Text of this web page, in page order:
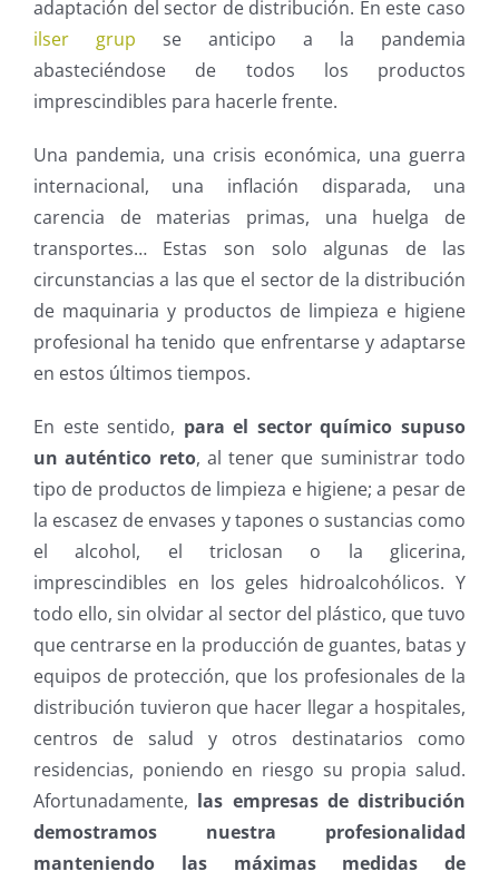
adaptación del sector de distribución. En este caso
ilser grup se anticipo a la pandemia
abasteciéndose de todos los productos
imprescindibles para hacerle frente.
Una pandemia, una crisis económica, una guerra
internacional, una inflación disparada, una
carencia de materias primas, una huelga de
transportes… Estas son solo algunas de las
circunstancias a las que el sector de la distribución
de maquinaria y productos de limpieza e higiene
profesional ha tenido que enfrentarse y adaptarse
en estos últimos tiempos.
En este sentido, para el sector químico supuso
un auténtico reto, al tener que suministrar todo
tipo de productos de limpieza e higiene; a pesar de
la escasez de envases y tapones o sustancias como
el alcohol, el triclosan o la glicerina,
imprescindibles en los geles hidroalcohólicos. Y
todo ello, sin olvidar al sector del plástico, que tuvo
que centrarse en la producción de guantes, batas y
equipos de protección, que los profesionales de la
distribución tuvieron que hacer llegar a hospitales,
centros de salud y otros destinatarios como
residencias, poniendo en riesgo su propia salud.
Afortunadamente, las empresas de distribución
demostramos nuestra profesionalidad
manteniendo las máximas medidas de